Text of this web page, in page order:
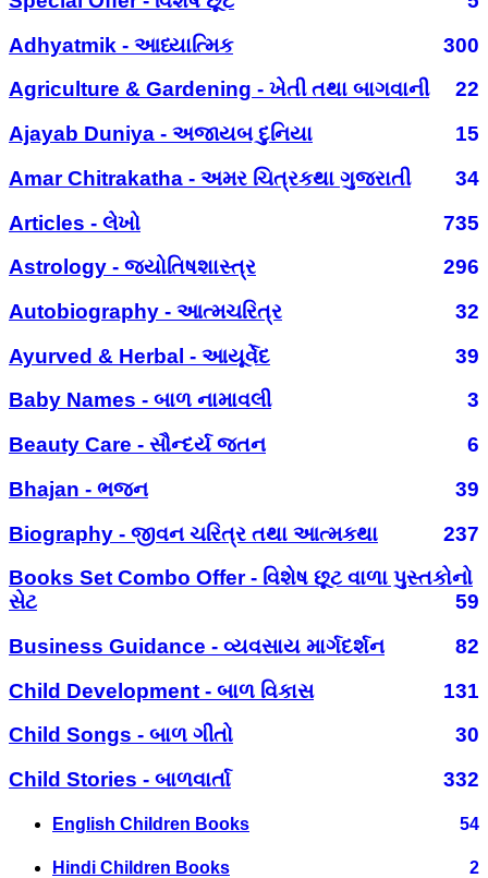
Adhyatmik - આધ્યાત્મિક
300
Agriculture & Gardening - ખેતી તથા બાગવાની
22
Ajayab Duniya - અજાયબ દુનિયા
15
Amar Chitrakatha - અમર ચિત્રકથા ગુજરાતી
34
Articles - લેખો
735
Astrology - જ્યોતિષશાસ્ત્ર
296
Autobiography - આત્મચરિત્ર
32
Ayurved & Herbal - આયૂર્વેદ
39
Baby Names - બાળ નામાવલી
3
Beauty Care - સૌન્દર્ય જતન
6
Bhajan - ભજન
39
Biography - જીવન ચરિત્ર તથા આત્મકથા
237
Books Set Combo Offer - વિશેષ છૂટ વાળા પુસ્તકોનો
સેટ
59
Business Guidance - વ્યવસાય માર્ગદર્શન
82
Child Development - બાળ વિકાસ
131
Child Songs - બાળ ગીતો
30
Child Stories - બાળવાર્તા
332
English Children Books 54
Hindi Children Books 2